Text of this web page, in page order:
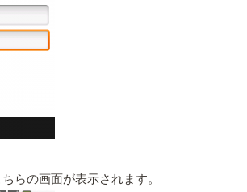
らの画面が表示されます。